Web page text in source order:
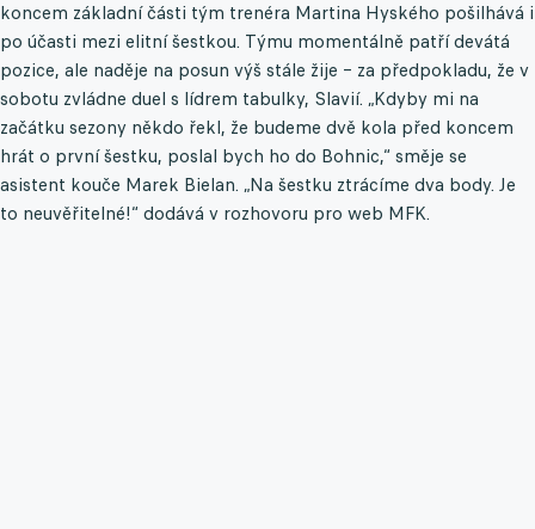
koncem základní části tým trenéra Martina Hyského pošilhává i
po účasti mezi elitní šestkou. Týmu momentálně patří devátá
pozice, ale naděje na posun výš stále žije – za předpokladu, že v
sobotu zvládne duel s lídrem tabulky, Slavií. „Kdyby mi na
začátku sezony někdo řekl, že budeme dvě kola před koncem
hrát o první šestku, poslal bych ho do Bohnic,“ směje se
asistent kouče Marek Bielan. „Na šestku ztrácíme dva body. Je
to neuvěřitelné!“ dodává v rozhovoru pro web MFK.